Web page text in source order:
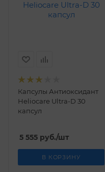
Капсулы Антиоксидант
Heliocare Ultra-D 30
капсул
5 555 руб./шт
В КОРЗИНУ